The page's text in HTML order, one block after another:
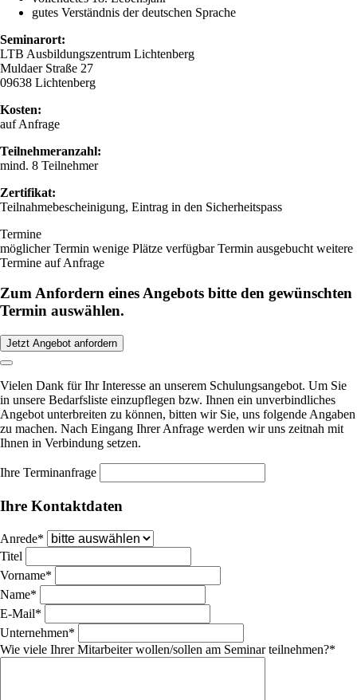
gutes Verständnis der deutschen Sprache
Seminarort:
LTB Ausbildungszentrum Lichtenberg
Muldaer Straße 27
09638 Lichtenberg
Kosten:
auf Anfrage
Teilnehmeranzahl:
mind. 8 Teilnehmer
Zertifikat:
Teilnahmebescheinigung, Eintrag in den Sicherheitspass
Termine
möglicher Termin wenige Plätze verfügbar Termin ausgebucht weitere
Termine auf Anfrage
Zum Anfordern eines Angebots bitte den gewünschten
Termin auswählen.
Jetzt Angebot anfordern
Vielen Dank für Ihr Interesse an unserem Schulungsangebot. Um Sie
in unsere Bedarfsliste einzupflegen bzw. Ihnen ein unverbindliches
Angebot unterbreiten zu können, bitten wir Sie, uns folgende Angaben
zu machen. Nach Eingang Ihrer Anfrage werden wir uns zeitnah mit
Ihnen in Verbindung setzen.
Ihre Terminanfrage
Ihre Kontaktdaten
Pflichtfeld
Anrede*
Titel
Pflichtfeld
Vorname*
Pflichtfeld
Name*
Pflichtfeld
E-Mail*
Pflichtfeld
Unternehmen*
Pflichtfeld
Wie viele Ihrer Mitarbeiter wollen/sollen am Seminar teilnehmen?*